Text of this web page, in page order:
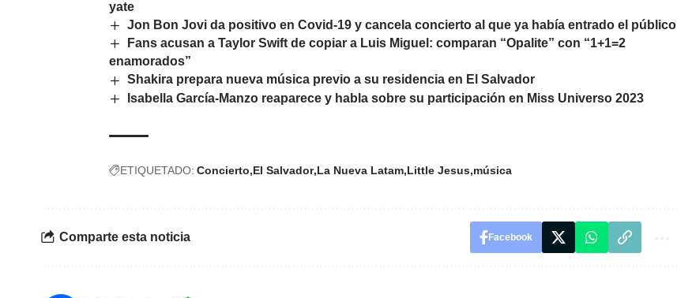
yate
Jon Bon Jovi da positivo en Covid-19 y cancela concierto al que ya había entrado el público
Fans acusan a Taylor Swift de copiar a Luis Miguel: comparan “Opalite” con “1+1=2
enamorados”
Shakira prepara nueva música previo a su residencia en El Salvador
Isabella García-Manzo reaparece y habla sobre su participación en Miss Universo 2023
ETIQUETADO: Concierto El Salvador La Nueva Latam Little Jesus música
Comparte esta noticia Facebook